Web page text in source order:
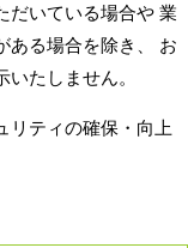
だいている場合や 業
ある場合を除き、 お
たしません。
リティの確保・向上